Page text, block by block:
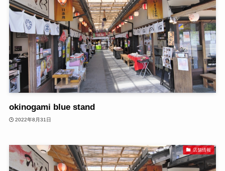
okinogami blue stand
2022年8月31日
店舗情報